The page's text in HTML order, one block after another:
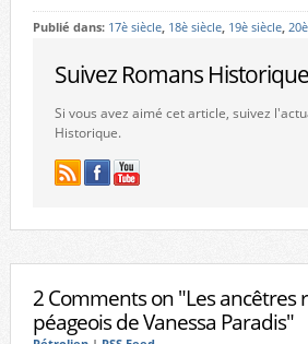
Publié dans: 17è siècle, 18è siècle, 19è siècle,
Suivez Romans Historique
Si vous avez aimé cet article, suivez
Historique.
2 Comments on "Les ancêtres
péageois de Vanessa Paradis"